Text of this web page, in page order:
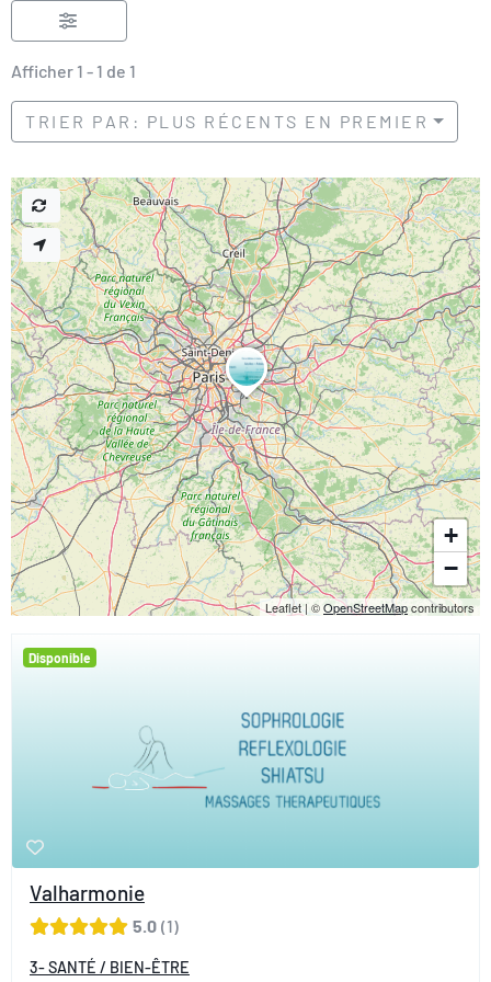
Afficher 1 - 1 de 1
TRIER PAR: PLUS RÉCENTS EN PREMIER
Valharmonie
5.0 1
3- SANTÉ / BIEN-ÊTRE
Disponible
+
−
Leaflet | ©OpenStreetMapcontributors